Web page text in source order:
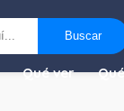
Buscar
Qué ver